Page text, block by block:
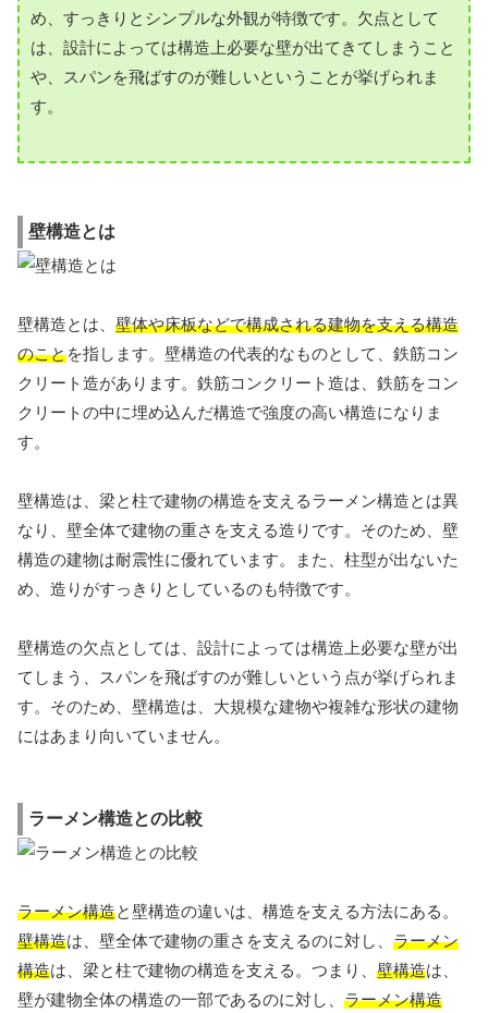
め、すっきりとシンプルな外観が特徴です。欠点として
は、設計によっては構造上必要な壁が出てきてしまうこと
や、スパンを飛ばすのが難しいということが挙げられま
す。
壁構造とは
壁構造とは、 壁体や床板などで構成される建物を支える構造
のことを指します。壁構造の代表的なものとして、鉄筋コン
クリート造があります。鉄筋コンクリート造は、鉄筋をコン
クリートの中に埋め込んだ構造で強度の高い構造になりま
す。
壁構造は、梁と柱で建物の構造を支えるラーメン構造とは異
なり、壁全体で建物の重さを支える造りです。そのため、壁
構造の建物は耐震性に優れています。また、柱型が出ないた
め、造りがすっきりとしているのも特徴です。
壁構造の欠点としては、設計によっては構造上必要な壁が出
てしまう、スパンを飛ばすのが難しいという点が挙げられま
す。そのため、壁構造は、大規模な建物や複雑な形状の建物
にはあまり向いていません。
ラーメン構造との比較
ラーメン構造と壁構造の違いは、構造を支える方法にある。
壁構造は、壁全体で建物の重さを支えるのに対し、 ラーメン
構造は、梁と柱で建物の構造を支える。つまり、 壁構造は、
壁が建物全体の構造の一部であるのに対し、 ラーメン構造